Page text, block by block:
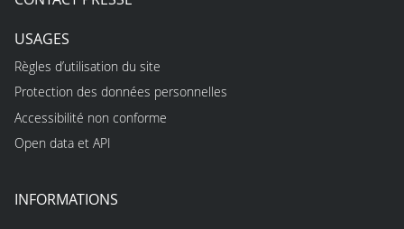
USAGES
Règles d’utilisation du site
Protection des données personnelles
Accessibilité non conforme
Open data et API
INFORMATIONS